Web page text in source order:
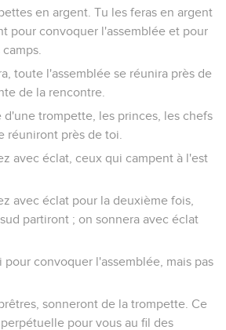
en argent. Tu les feras en argent
pour convoquer l'assemblée et pour
toute l'assemblée se réunira près de
de la rencontre.
d'une trompette, les princes, les chefs
réuniront près de toi.
avec éclat, ceux qui campent à l'est
avec éclat pour la deuxième fois,
partiront ; on sonnera avec éclat
pour convoquer l'assemblée, mais pas
sonneront de la trompette. Ce
pour vous au fil des